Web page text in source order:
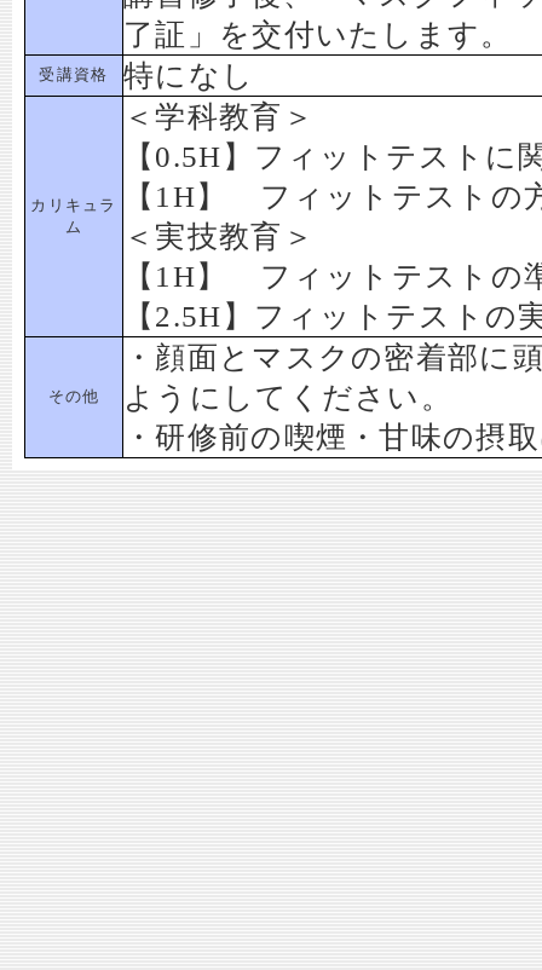
了証」を交付いたします。
受講資格 特になし
カリキュラ
ム
＜学科教育＞
【0.5H】フィットテストに
【1H】 フィットテストの
＜実技教育＞
【1H】 フィットテストの
【2.5H】フィットテストの
その他
・顔面とマスクの密着部に
ようにしてください。
・研修前の喫煙・甘味の摂